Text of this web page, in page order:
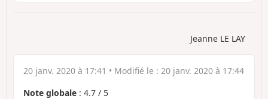
Jeanne LE LAY
20 janv. 2020 à 17:41 • Modifié le : 20 janv. 2020 à 17:44
Note globale : 4.7 / 5